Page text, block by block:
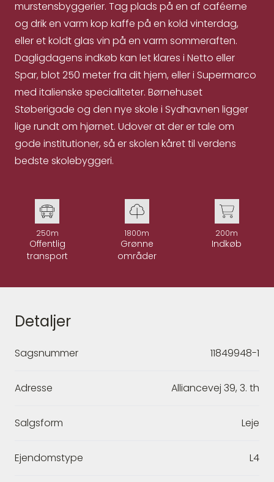
murstensbyggerier. Tag plads på en af caféerne
og drik en varm kop kaffe på en kold vinterdag,
eller et koldt glas vin på en varm sommeraften.
Dagligdagens indkøb kan let klares i Netto eller
Spar, blot 250 meter fra dit hjem, eller i Supermarco
med italienske specialiteter. Børnehuset
Støberigade og den nye skole i Sydhavnen ligger
lige rundt om hjørnet. Udover at der er tale om
gode institutioner, så er skolen kåret til verdens
bedste skolebyggeri.
250m
Offentlig
transport
1800m
Grønne
områder
200m
Indkøb
Detaljer
Sagsnummer 11849948-1
Adresse Alliancevej 39, 3. th
Salgsform Leje
Ejendomstype L4